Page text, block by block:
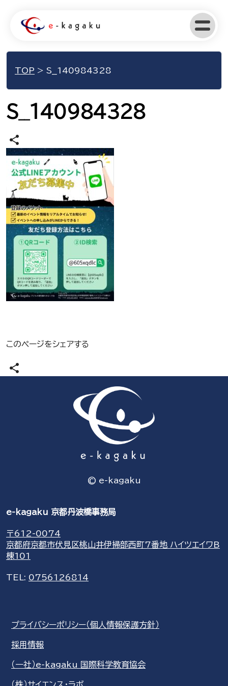
TOP > S__140984328
S__140984328
share
このページをシェアする
share
© e-kagaku
e-kagaku 京都丹波橋事務局
〒612-0074
京都府京都市伏見区桃山井伊掃部西町7番地 ハイツエイワB
棟101
TEL: 0756126814
プライバシーポリシー（個人情報保護方針）
採用情報
（一社）e-kagaku 国際科学教育協会